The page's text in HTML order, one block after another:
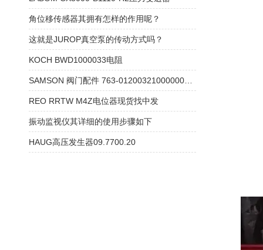
角位移传感器其拥有怎样的作用呢？
这就是JUROP真空泵的传动方式吗？
KOCH BWD1000033电阻
REO RRTW M4Z电位器现货找中发
振动监视仪其详细的使用步骤如下
HAUG高压发生器09.7700.20